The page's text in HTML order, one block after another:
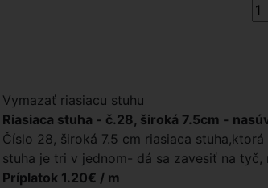
Vymazať riasiacu stuhu
Riasiaca stuha - č.28, široká 7.5cm -
Číslo 28, široká 7.5 cm riasiaca
stuha je tri v jednom- dá sa zavesiť na
Príplatok 1.20€ / m